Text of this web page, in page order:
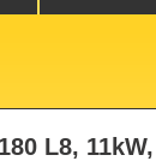
L8,